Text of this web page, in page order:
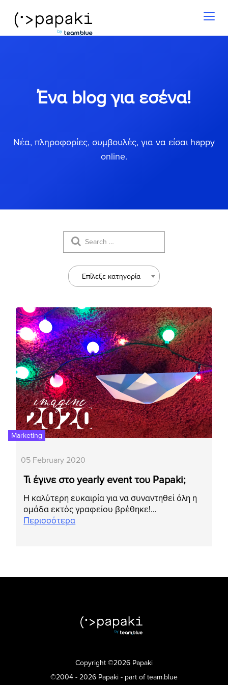
Ένα blog για εσένα!
Νέα, πληροφορίες, συμβουλές, για να είσαι happy
online.
Επίλεξε κατηγορία
Marketing
05 February 2020
Τι έγινε στο yearly event του Papaki;
Η καλύτερη ευκαιρία για να συναντηθεί όλη η
ομάδα εκτός γραφείου βρέθηκε!…
Περισσότερα
Copyright ©2026 Papaki
©2004 - 2026 Papaki - part of team.blue